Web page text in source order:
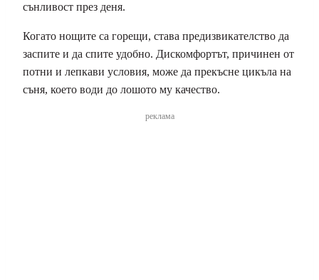
сънливост през деня.
Когато нощите са горещи, става предизвикателство да
заспите и да спите удобно. Дискомфортът, причинен от
потни и лепкави условия, може да прекъсне цикъла на
съня, което води до лошото му качество.
реклама